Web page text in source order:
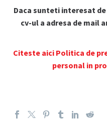
Daca sunteti interesat
cv-ul a adresa de mail
Citeste aici Politica de
personal in